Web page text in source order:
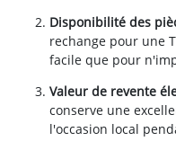
Disponibilité des
rechange pour une
facile que pour
Valeur de revente
conserve une
l'occasion local